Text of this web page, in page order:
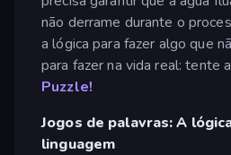
não derrame durante o
a lógica para fazer algo que
para fazer na vida real: tente
Puzzle!
Jogos de palavras: A
linguagem